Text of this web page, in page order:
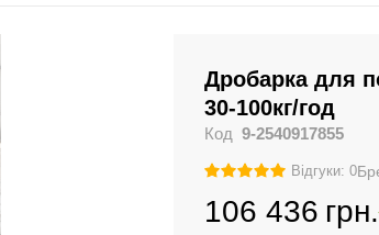
Дробарка для
30-100кг/год
Код 9-2540917855
Відгуки: 0
106 436 грн.